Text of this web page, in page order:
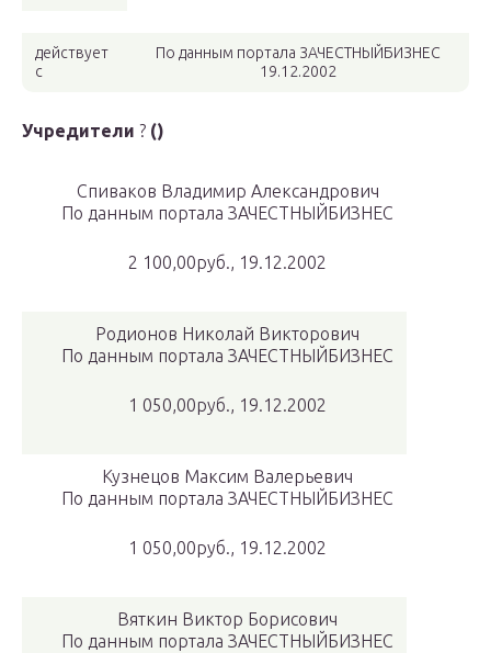
действует
с
По данным портала ЗАЧЕСТНЫЙБИЗНЕС
19.12.2002
Учредители ? ()
Спиваков Владимир Александрович
По данным портала ЗАЧЕСТНЫЙБИЗНЕС
2 100,00руб., 19.12.2002
Родионов Николай Викторович
По данным портала ЗАЧЕСТНЫЙБИЗНЕС
1 050,00руб., 19.12.2002
Кузнецов Максим Валерьевич
По данным портала ЗАЧЕСТНЫЙБИЗНЕС
1 050,00руб., 19.12.2002
Вяткин Виктор Борисович
По данным портала ЗАЧЕСТНЫЙБИЗНЕС